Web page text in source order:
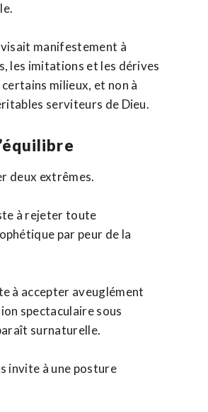
manifestement à
les imitations et les dérives
milieux, et non à
serviteurs de Dieu.
deux extrêmes.
à rejeter toute
par peur de la
à accepter aveuglément
spectaculaire sous
surnaturelle.
invite à une posture